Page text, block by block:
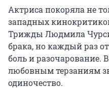
Актриса покоряла не
западных
Трижды Людмила
брака, но каждый раз
боль и разочарование.
любовным терзаниям
одиночество.